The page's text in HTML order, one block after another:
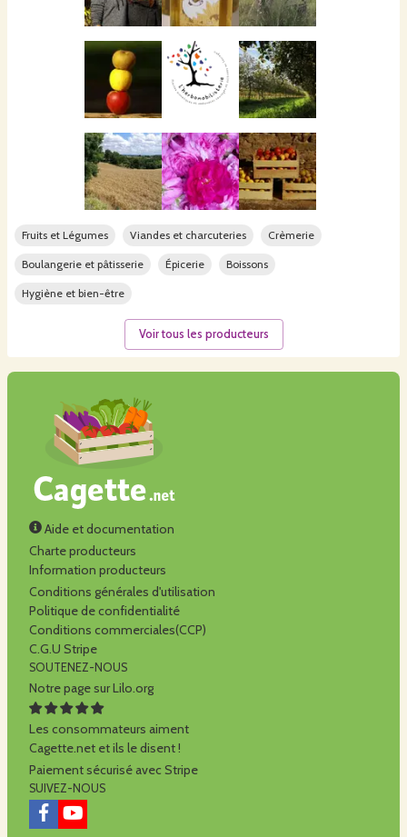
Fruits et Légumes Viandes et charcuteries Crèmerie
Boulangerie et pâtisserie Épicerie Boissons
Hygiène et bien-être
Voir tous les producteurs
Aide et documentation
Charte producteurs
Information producteurs
Conditions générales d'utilisation
Politique de confidentialité
Conditions commerciales(CCP)
C.G.U Stripe
SOUTENEZ-NOUS
Notre page sur Lilo.org
Les consommateurs aiment
Cagette.net et ils le disent !
Paiement sécurisé avec Stripe
SUIVEZ-NOUS